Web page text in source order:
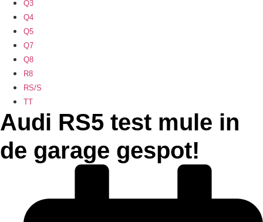
Q3
Q4
Q5
Q7
Q8
R8
RS/S
TT
Audi RS5 test mule in
de garage gespot!